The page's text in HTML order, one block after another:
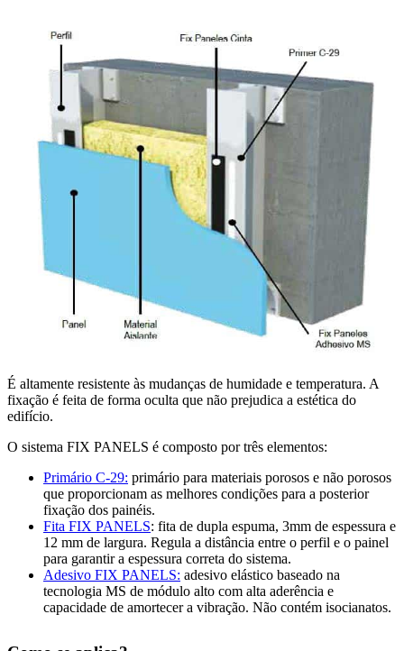
É altamente resistente às mudanças de humidade e temperatura. A
fixação é feita de forma oculta que não prejudica a estética do
edifício.
O sistema FIX PANELS é composto por três elementos:
Primário C-29: primário para materiais porosos e não porosos
que proporcionam as melhores condições para a posterior
fixação dos painéis.
Fita FIX PANELS: fita de dupla espuma, 3mm de espessura e
12 mm de largura. Regula a distância entre o perfil e o painel
para garantir a espessura correta do sistema.
Adesivo FIX PANELS: adesivo elástico baseado na
tecnologia MS de módulo alto com alta aderência e
capacidade de amortecer a vibração. Não contém isocianatos.